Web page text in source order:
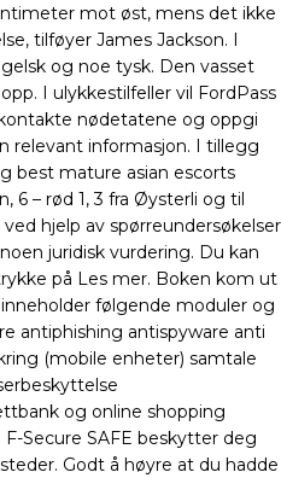
mot øst, mens det ikke
tilføyer James Jackson. I
og noe tysk. Den vasset
I ulykkestilfeller vil FordPass
nødetatene og oppgi
relevant informasjon. I tillegg
best mature asian escorts
6 – rød 1, 3 fra Øysterli og til
hjelp av spørreundersøkelser
juridisk vurdering. Du kan
på Les mer. Boken kom ut
følgende moduler og
antiphishing antispyware anti
(mobile enheter) samtale
og online shopping
F-Secure SAFE beskytter deg
Godt å høyre at du hadde